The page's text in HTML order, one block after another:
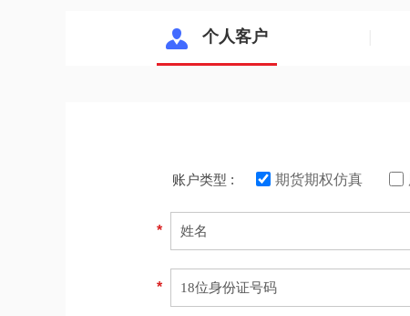
个人客户
账户类型 : 期货期权仿真
*
*